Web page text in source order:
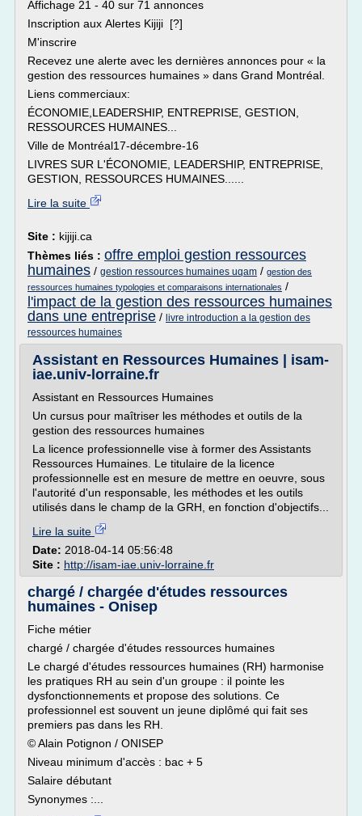
Affichage 21 - 40 sur 71 annonces
Inscription aux Alertes Kijiji [?]
M'inscrire
Recevez une alerte avec les dernières annonces pour « la
gestion des ressources humaines » dans Grand Montréal.
Liens commerciaux:
ÉCONOMIE,LEADERSHIP, ENTREPRISE, GESTION,
RESSOURCES HUMAINES...
Ville de Montréal17-décembre-16
LIVRES SUR L'ÉCONOMIE, LEADERSHIP, ENTREPRISE,
GESTION, RESSOURCES HUMAINES......
Lire la suite
Site : kijiji.ca
Thèmes liés : offre emploi gestion ressources
humaines / gestion ressources humaines uqam / gestion des
ressources humaines typologies et comparaisons internationales /
l'impact de la gestion des ressources humaines
dans une entreprise / livre introduction a la gestion des
ressources humaines
Assistant en Ressources Humaines | isam-
iae.univ-lorraine.fr
Assistant en Ressources Humaines
Un cursus pour maîtriser les méthodes et outils de la
gestion des ressources humaines
La licence professionnelle vise à former des Assistants
Ressources Humaines. Le titulaire de la licence
professionnelle est en mesure de mettre en oeuvre, sous
l'autorité d'un responsable, les méthodes et les outils
utilisés dans le champ de la GRH, en fonction d'objectifs...
Lire la suite
Date: 2018-04-14 05:56:48
Site : http://isam-iae.univ-lorraine.fr
chargé / chargée d'études ressources
humaines - Onisep
Fiche métier
chargé / chargée d'études ressources humaines
Le chargé d'études ressources humaines (RH) harmonise
les pratiques RH au sein d'un groupe : il pointe les
dysfonctionnements et propose des solutions. Ce
professionnel est souvent un jeune diplômé qui fait ses
premiers pas dans les RH.
© Alain Potignon / ONISEP
Niveau minimum d'accès : bac + 5
Salaire débutant
Synonymes :...